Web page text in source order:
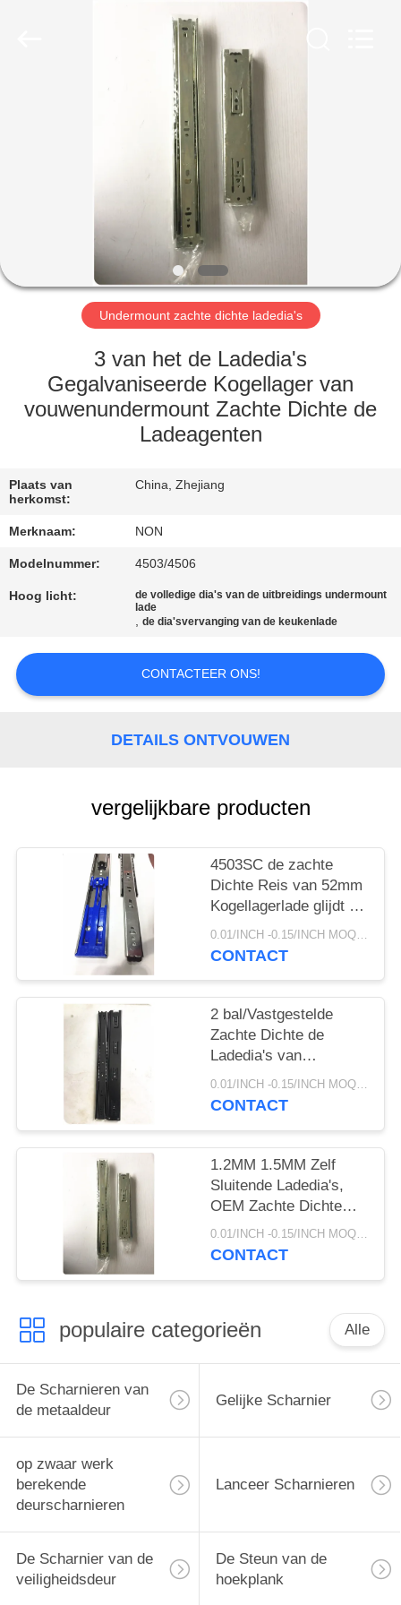
ONGEVEER
ONS
FABRIEKSREIS
KWALITEITSCONTROLE
ONS
SITEMAP
PRIVACY
POLICY
Undermount zachte dichte ladedia's
3 van het de Ladedia's
Gegalvaniseerde Kogellager van
vouwenundermount Zachte Dichte de
Ladeagenten
Plaats van
herkomst:
China, Zhejiang
Merknaam: NON
Modelnummer: 4503/4506
Hoog licht:
de volledige dia's van de uitbreidings undermount
lade
,de dia'svervanging van de keukenlade
CONTACTEER ONS!
DETAILS ONTVOUWEN
vergelijkbare producten
4503SC de zachte
Dichte Reis van 52mm
Kogellagerlade glijdt 45
100lb-van de
Ladingskg Capaciteit
0.01/INCH -0.15/INCH MOQ:1000 paar
CONTACT
2 bal/Vastgestelde
Zachte Dichte de
Ladedia's van
Undermount, de
Volledige Dia's van de
0.01/INCH -0.15/INCH MOQ:1000 paar
CONTACT
1.2MM 1.5MM Zelf
Sluitende Ladedia's,
OEM Zachte Dichte
Ladedia's
0.01/INCH -0.15/INCH MOQ:1000 paar
CONTACT
populaire categorieën Alle
De Scharnieren van
de metaaldeur
Gelijke Scharnier
op zwaar werk
berekende
deurscharnieren
Lanceer Scharnieren
De Scharnier van de
veiligheidsdeur
De Steun van de
hoekplank